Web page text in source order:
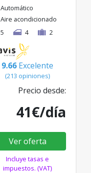
Automático
Aire acondicionado
5
4 2
9.66 Excelente
(213 opiniones)
Precio desde:
41€/día
Ver oferta
Incluye tasas e
impuestos. (VAT)